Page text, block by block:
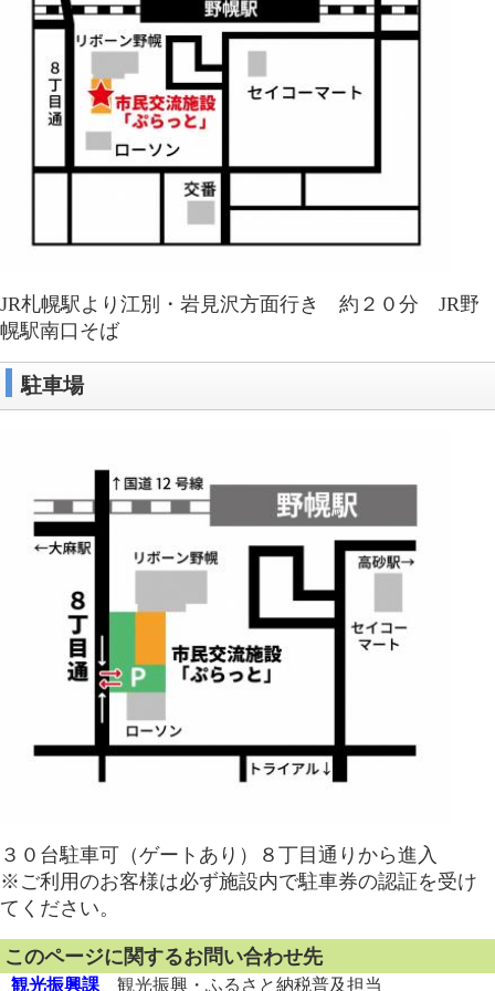
JR札幌駅より江別・岩見沢方面行き 約２０分 JR野
幌駅南口そば
駐車場
３０台駐車可（ゲートあり）８丁目通りから進入
※ご利用のお客様は必ず施設内で駐車券の認証を受け
てください。
このページに関するお問い合わせ先
観光振興課 観光振興・ふるさと納税普及担当